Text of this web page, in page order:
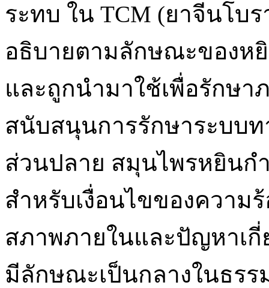
ระทบ ใน TCM (ยาจีนโ
อธิบายตามลักษณะของห
และถูกนำมาใช้เพื่อรักษา
สนับสนุนการรักษาระบบ
ส่วนปลาย สมุนไพรหยินก
สำหรับเงื่อนไขของความ
สภาพภายในและปัญหาเกี่
มีลักษณะเป็นกลางในธร